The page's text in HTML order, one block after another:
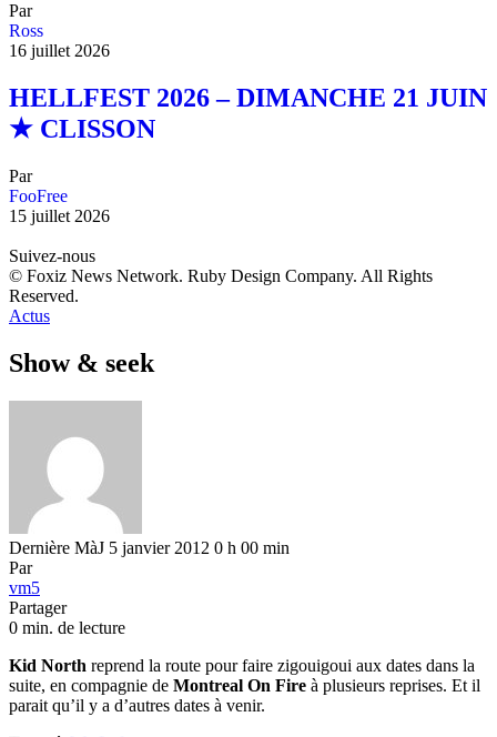
Par
Ross
16 juillet 2026
HELLFEST 2026 – DIMANCHE 21 JUIN
★ CLISSON
Par
FooFree
15 juillet 2026
Suivez-nous
© Foxiz News Network. Ruby Design Company. All Rights
Reserved.
Actus
Show & seek
Dernière MàJ 5 janvier 2012 0 h 00 min
Par
vm5
Partager
0 min. de lecture
Kid North reprend la route pour faire zigouigoui aux dates dans la
suite, en compagnie de Montreal On Fire à plusieurs reprises. Et il
parait qu’il y a d’autres dates à venir.